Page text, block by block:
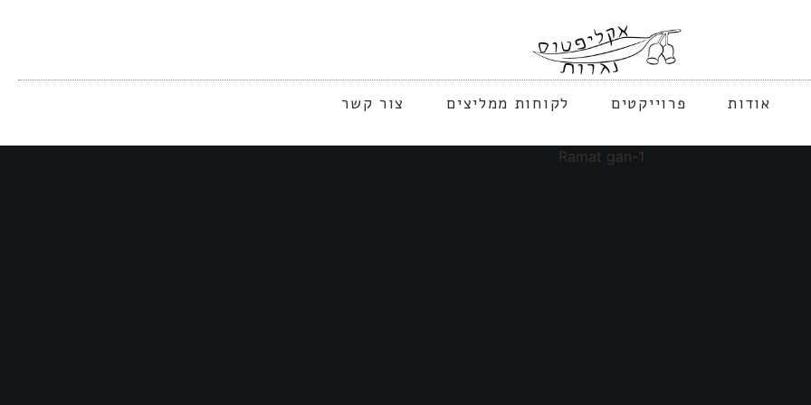
אודות פרוייקטים לקוחות ממליצים צור קשר